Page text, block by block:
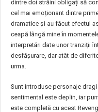
dintre doi străini obligați să
cel mai emoționant dintre
dramatice și-au făcut efectul
ceapă lângă mine în
interpretări date unor tranziții
desfășurare, dar atât de
urma.
Sunt introduse personaje
sentimental este deplin, iar
este completă cu acest